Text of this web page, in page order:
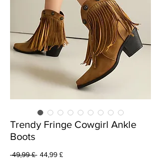
Trendy Fringe Cowgirl Ankle
Boots
49,99 £ Prezzo
44,99 £Prezzo